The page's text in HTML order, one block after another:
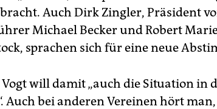
Auch Dirk Zingler, Präsident
Michael Becker und Robert
sprachen sich für eine neue
will damit „auch die Situation in
Auch bei anderen Vereinen hört